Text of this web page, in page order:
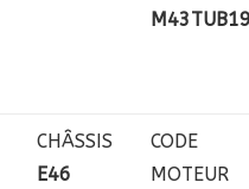
CHÂSSIS
E46
CODE
MOTEUR